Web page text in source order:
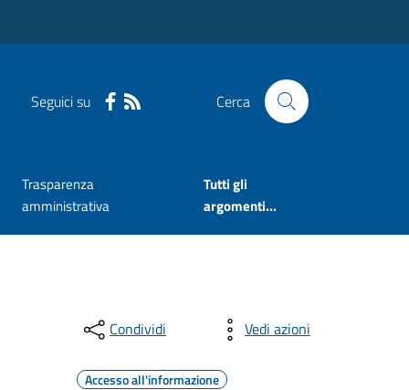
Seguici su Cerca
Trasparenza
amministrativa
Tutti gli
argomenti...
Condividi Vedi azioni
Accesso all'informazione